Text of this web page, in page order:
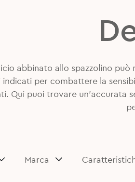
abbinato allo spazzolino può
indicati per combattere la
Qui puoi trovare un’accurata
Marca